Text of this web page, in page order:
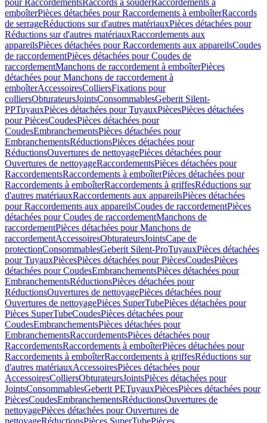
pour RaccordementsRaccords à souderRaccordements à
emboîterPièces détachées pour Raccordements à emboîterRaccords
de serrageRéductions sur d'autres matériauxPièces détachées pour
Réductions sur d'autres matériauxRaccordements aux
appareilsPièces détachées pour Raccordements aux appareilsCoudes
de raccordementPièces détachées pour Coudes de
raccordementManchons de raccordement à emboîterPièces
détachées pour Manchons de raccordement à
emboîterAccessoiresColliersFixations pour
colliersObturateursJointsConsommablesGeberit Silent-
PPTuyauxPièces détachées pour TuyauxPiècesPièces détachées
pour PiècesCoudesPièces détachées pour
CoudesEmbranchementsPièces détachées pour
EmbranchementsRéductionsPièces détachées pour
RéductionsOuvertures de nettoyagePièces détachées pour
Ouvertures de nettoyageRaccordementsPièces détachées pour
RaccordementsRaccordements à emboîterPièces détachées pour
Raccordements à emboîterRaccordements à griffesRéductions sur
d'autres matériauxRaccordements aux appareilsPièces détachées
pour Raccordements aux appareilsCoudes de raccordementPièces
détachées pour Coudes de raccordementManchons de
raccordementPièces détachées pour Manchons de
raccordementAccessoiresObturateursJointsCape de
protectionConsommablesGeberit Silent-ProTuyauxPièces détachées
pour TuyauxPiècesPièces détachées pour PiècesCoudesPièces
détachées pour CoudesEmbranchementsPièces détachées pour
EmbranchementsRéductionsPièces détachées pour
RéductionsOuvertures de nettoyagePièces détachées pour
Ouvertures de nettoyagePièces SuperTubePièces détachées pour
Pièces SuperTubeCoudesPièces détachées pour
CoudesEmbranchementsPièces détachées pour
EmbranchementsRaccordementsPièces détachées pour
RaccordementsRaccordements à emboîterPièces détachées pour
Raccordements à emboîterRaccordements à griffesRéductions sur
d'autres matériauxAccessoiresPièces détachées pour
AccessoiresColliersObturateursJointsPièces détachées pour
JointsConsommablesGeberit PETuyauxPiècesPièces détachées pour
PiècesCoudesEmbranchementsRéductionsOuvertures de
nettoyagePièces détachées pour Ouvertures de
nettoyageRéductionsPièces SuperTubePièces